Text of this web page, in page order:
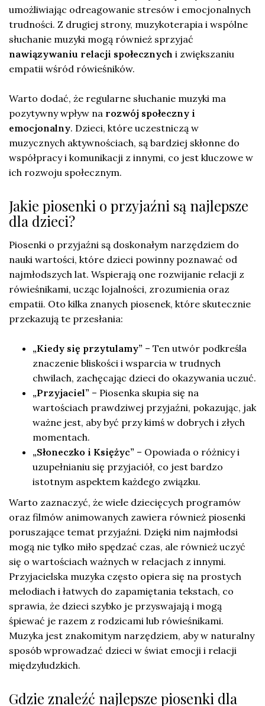
umożliwiając odreagowanie stresów i emocjonalnych
trudności. Z drugiej strony, muzykoterapia i wspólne
słuchanie muzyki mogą również sprzyjać
nawiązywaniu relacji społecznych i zwiększaniu
empatii wśród rówieśników.
Warto dodać, że regularne słuchanie muzyki ma
pozytywny wpływ na rozwój społeczny i
emocjonalny. Dzieci, które uczestniczą w
muzycznych aktywnościach, są bardziej skłonne do
współpracy i komunikacji z innymi, co jest kluczowe w
ich rozwoju społecznym.
Jakie piosenki o przyjaźni są najlepsze
dla dzieci?
Piosenki o przyjaźni są doskonałym narzędziem do
nauki wartości, które dzieci powinny poznawać od
najmłodszych lat. Wspierają one rozwijanie relacji z
rówieśnikami, ucząc lojalności, zrozumienia oraz
empatii. Oto kilka znanych piosenek, które skutecznie
przekazują te przesłania:
„Kiedy się przytulamy” – Ten utwór podkreśla
znaczenie bliskości i wsparcia w trudnych
chwilach, zachęcając dzieci do okazywania uczuć.
„Przyjaciel” – Piosenka skupia się na
wartościach prawdziwej przyjaźni, pokazując, jak
ważne jest, aby być przy kimś w dobrych i złych
momentach.
„Słoneczko i Księżyc” – Opowiada o różnicy i
uzupełnianiu się przyjaciół, co jest bardzo
istotnym aspektem każdego związku.
Warto zaznaczyć, że wiele dziecięcych programów
oraz filmów animowanych zawiera również piosenki
poruszające temat przyjaźni. Dzięki nim najmłodsi
mogą nie tylko miło spędzać czas, ale również uczyć
się o wartościach ważnych w relacjach z innymi.
Przyjacielska muzyka często opiera się na prostych
melodiach i łatwych do zapamiętania tekstach, co
sprawia, że dzieci szybko je przyswajają i mogą
śpiewać je razem z rodzicami lub rówieśnikami.
Muzyka jest znakomitym narzędziem, aby w naturalny
sposób wprowadzać dzieci w świat emocji i relacji
międzyludzkich.
Gdzie znaleźć najlepsze piosenki dla